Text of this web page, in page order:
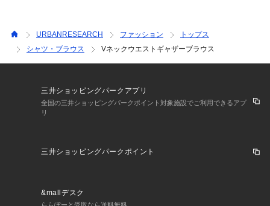
URBANRESEARCH ファッション
トップス
シャツ・ブラウス
Vネックウエストギャザーブラウス
三井ショッピングパークアプリ
全国の三井ショッピングパークポイント対象施設でご利用できるアプ
リ
三井ショッピングパークポイント
&mallデスク